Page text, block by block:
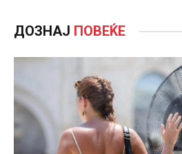
ДОЗНАЈ ПОВЕЌЕ